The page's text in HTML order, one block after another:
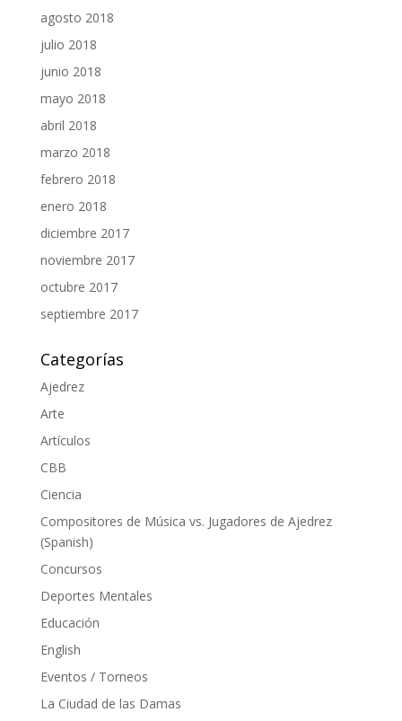
agosto 2018
julio 2018
junio 2018
mayo 2018
abril 2018
marzo 2018
febrero 2018
enero 2018
diciembre 2017
noviembre 2017
octubre 2017
septiembre 2017
Categorías
Ajedrez
Arte
Artículos
CBB
Ciencia
Compositores de Música vs. Jugadores de Ajedrez
(Spanish)
Concursos
Deportes Mentales
Educación
English
Eventos / Torneos
La Ciudad de las Damas